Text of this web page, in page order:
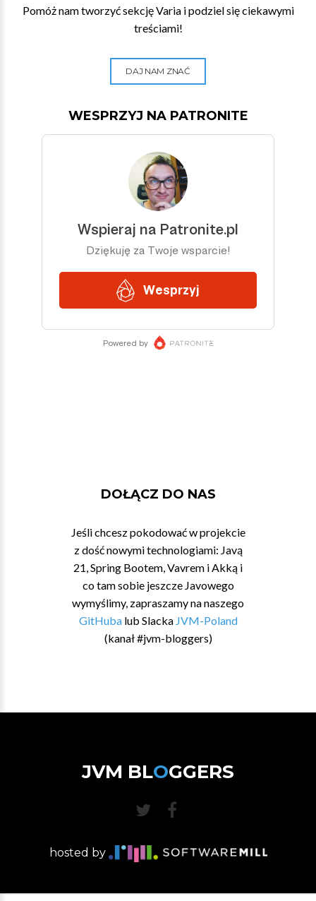
Pomóż nam tworzyć sekcję Varia i podziel się ciekawymi
treściami!
DAJ NAM ZNAĆ
WESPRZYJ NA PATRONITE
DOŁĄCZ DO NAS
Jeśli chcesz pokodować w projekcie
z dość nowymi technologiami: Javą
21, Spring Bootem, Vavrem i Akką i
co tam sobie jeszcze Javowego
wymyślimy, zapraszamy na naszego
GitHubalub Slacka JVM-Poland
(kanał #jvm-bloggers)
JVM BLOGGERS
hosted by